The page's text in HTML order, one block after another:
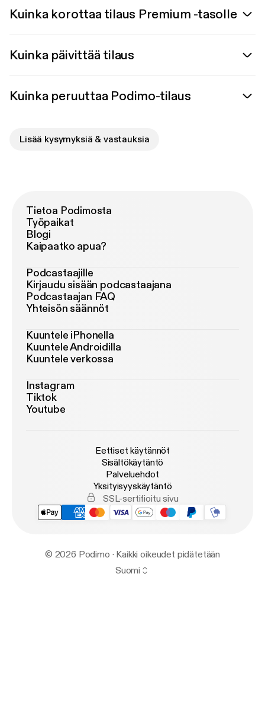
Kuinka korottaa tilaus Premium -tasolle
Kuinka päivittää tilaus
Kuinka peruuttaa Podimo-tilaus
Lisää kysymyksiä & vastauksia
Tietoa Podimosta
Työpaikat
Blogi
Kaipaatko apua?
Podcastaajille
Kirjaudu sisään podcastaajana
Podcastaajan FAQ
Yhteisön säännöt
Kuuntele iPhonella
Kuuntele Androidilla
Kuuntele verkossa
Instagram
Tiktok
Youtube
Eettiset käytännöt
Sisältökäytäntö
Palveluehdot
Yksityisyyskäytäntö
SSL-sertifioitu sivu
© 2026 Podimo · Kaikki oikeudet pidätetään
Suomi